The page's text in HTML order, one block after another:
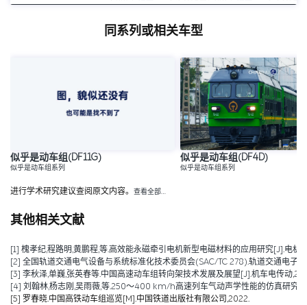
同系列或相关车型
似乎是动车组(DF11G)
似乎是动车组系列
似乎是动车组(DF4D)
似乎是动车组系列
进行学术研究建议查阅原文内容。 查看全部…
其他相关文献
[1] 槐孝纪,程路明,黄鹏程,等.高效能永磁牵引电机新型电磁材料的应用研究[J].电
[2] 全国轨道交通电气设备与系统标准化技术委员会(SAC/TC 278).轨道交通电
[3] 李秋泽,单巍,张英春等.中国高速动车组转向架技术发展及展望[J].机车电传动
[4] 刘翰林,杨志刚,吴雨薇,等.250～400 km/h高速列车气动声学性能的仿真研究
[5] 罗春晓.中国高铁动车组巡览[M].中国铁道出版社有限公司,2022.